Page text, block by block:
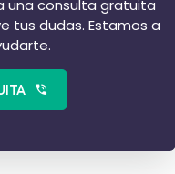
una consulta gratuita
tus dudas. Estamos a